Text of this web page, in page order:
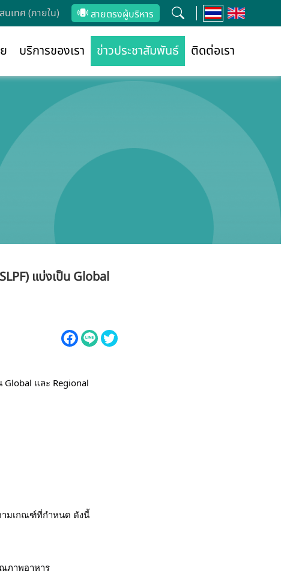
นเทศ (ภายใน) สายตรงผู้บริหาร
บริการของเรา ข่าวประชาสัมพันธ์ ติดต่อเรา
แบ่งเป็น Global
Global และ Regional
ามเกณฑ์ที่กำหนด ดังนี้
ภาพอาหาร